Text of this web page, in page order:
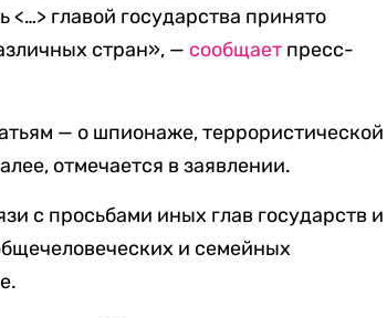
главой государства принято
стран», — сообщает пресс-
— о шпионаже, террористической
отмечается в заявлении.
с просьбами иных глав государств и
и семейных